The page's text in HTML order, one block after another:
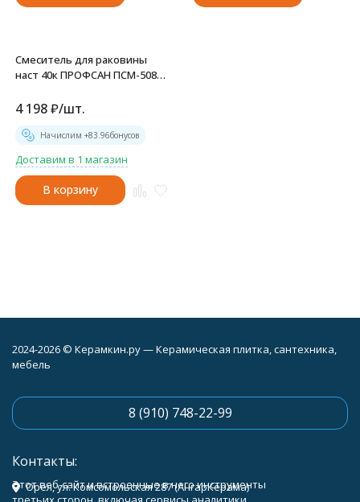
Смеситель для раковины
наст 40к ПРОФСАН ПСМ-508-
медицинский. ХРОМ - PSM-
4 198₽/шт.
Начислим +83.96бонусов
Доставим в 1 магазин
В корзину
2024-2026 © Керамкин.ру — Керамическая плитка, сантехника,
мебель
8 (910) 748-22-99
Контакты:
Орёл, ул. Комсомольская 287 (АнгарКерама)
Этот веб-сайт и встроенные в него инструменты